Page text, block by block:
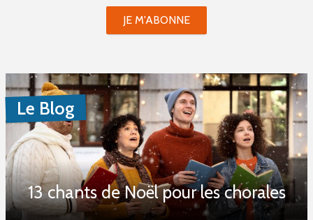
JE M'ABONNE
Le Blog
13 chants de Noël pour les chorales